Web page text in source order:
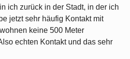
ich zurück in der Stadt, in der ich
jetzt sehr häufig Kontakt mit
keine 500 Meter
echten Kontakt und das sehr